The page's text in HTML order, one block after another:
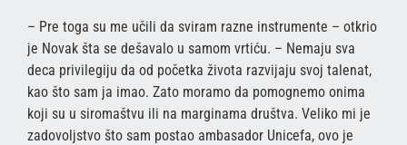
– Pre toga su me učili da sviram razne instrumente – otkrio
je Novak šta se dešavalo u samom vrtiću. – Nemaju sva
deca privilegiju da od početka života razvijaju svoj talenat,
kao što sam ja imao. Zato moramo da pomognemo onima
koji su u siromaštvu ili na marginama društva. Veliko mi je
zadovoljstvo što sam postao ambasador Unicefa, ovo je